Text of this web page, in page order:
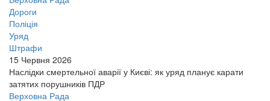
Дороги
Поліція
Уряд
Штрафи
15 Червня 2026
Наслідки смертельної аварії у Києві: як уряд планує карати
затятих порушників ПДР
Верховна Рада